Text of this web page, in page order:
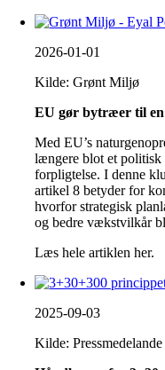
2026-01-01
Kilde: Grønt Miljø
EU gør bytræer til en
Med EU’s
længere blot et politisk
forpligtelse. I denne
artikel 8 betyder for
hvorfor strategisk
og bedre vækstvilkår
Læs hele artiklen her.
2025-09-03
Kilde: Pressmedelande